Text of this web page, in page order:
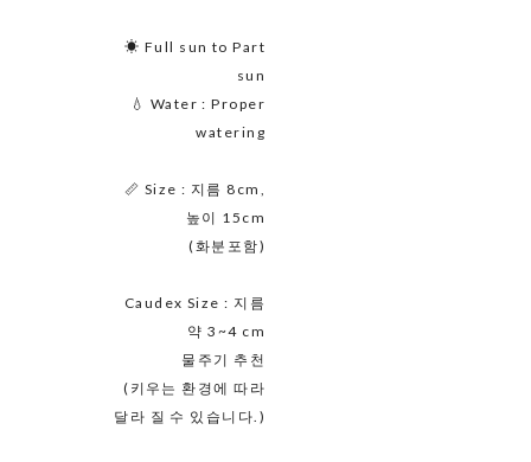
☀ Full sun to Part
sun
💧 Water : Proper
watering
📏 Size : 지름 8cm,
높이 15cm
(화분포함)
Caudex Size : 지름
약 3~4 cm
물주기 추천
(키우는 환경에 따라
달라 질 수 있습니다.)